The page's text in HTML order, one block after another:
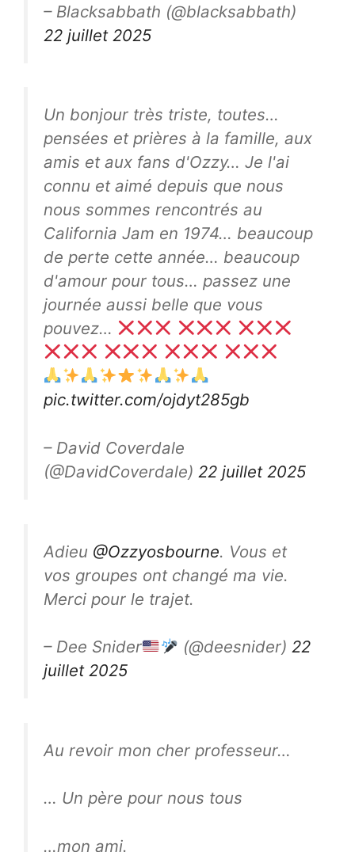
– Blacksabbath (@blacksabbath)
22 juillet 2025
Un bonjour très triste, toutes…
pensées et prières à la famille, aux
amis et aux fans d'Ozzy… Je l'ai
connu et aimé depuis que nous
nous sommes rencontrés au
California Jam en 1974… beaucoup
de perte cette année… beaucoup
d'amour pour tous… passez une
journée aussi belle que vous
pouvez…
pic.twitter.com/ojdyt285gb
– David Coverdale
(@DavidCoverdale) 22 juillet 2025
Adieu @Ozzyosbourne. Vous et
vos groupes ont changé ma vie.
Merci pour le trajet.
– Dee Snider (@deesnider)22
juillet 2025
Au revoir mon cher professeur…
… Un père pour nous tous
…mon ami.